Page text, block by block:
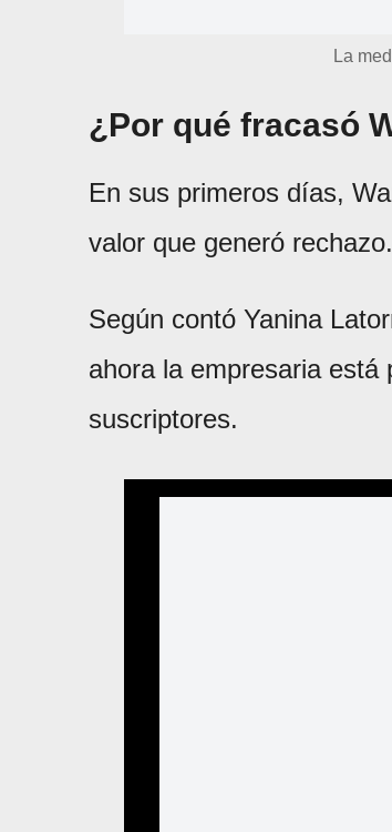
La
¿Por qué fracasó
En sus primeros días,
valor que generó
Según contó Yanina
ahora la empresaria está
suscriptores.